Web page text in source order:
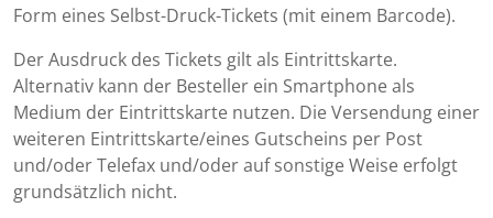
Form eines Selbst-Druck-Tickets (mit einem Barcode).
Der Ausdruck des Tickets gilt als Eintrittskarte.
Alternativ kann der Besteller ein Smartphone als
Medium der Eintrittskarte nutzen. Die Versendung einer
weiteren Eintrittskarte/eines Gutscheins per Post
und/oder Telefax und/oder auf sonstige Weise erfolgt
grundsätzlich nicht.